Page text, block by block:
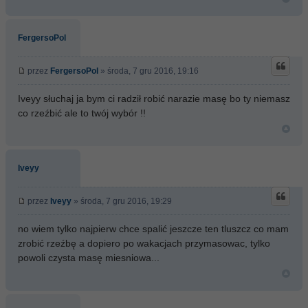
FergersoPol
przez FergersoPol » środa, 7 gru 2016, 19:16
Iveyy słuchaj ja bym ci radził robić narazie masę bo ty niemasz
co rzeźbić ale to twój wybór !!
Iveyy
przez Iveyy » środa, 7 gru 2016, 19:29
no wiem tylko najpierw chce spalić jeszcze ten tluszcz co mam
zrobić rzeźbę a dopiero po wakacjach przymasowac, tylko
powoli czysta masę miesniowa...